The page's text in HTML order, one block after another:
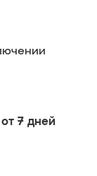
от 7 дней